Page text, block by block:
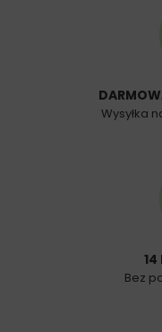
Wysyłka
14
Bez